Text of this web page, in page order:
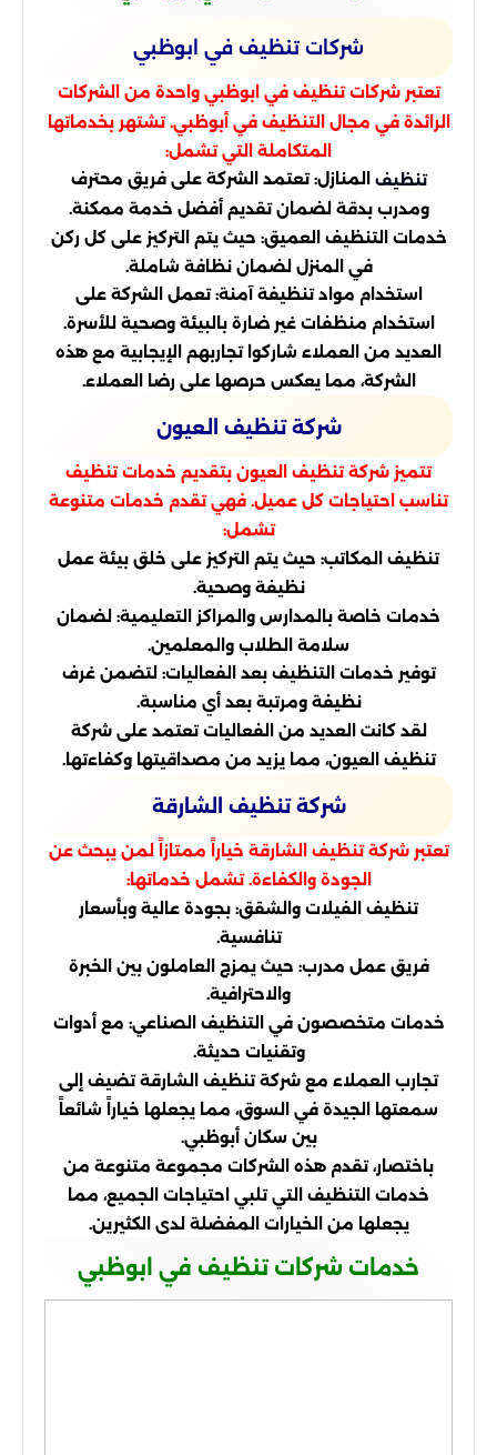
شركات تنظيف في ابوظبي
تعتبر شركات تنظيف في ابوظبي واحدة من الشركات
الرائدة في مجال التنظيف في أبوظبي. تشتهر بخدماتها
المتكاملة التي تشمل:
تنظيف المنازل: تعتمد الشركة على فريق محترف
ومدرب بدقة لضمان تقديم أفضل خدمة ممكنة.
خدمات التنظيف العميق: حيث يتم التركيز على كل ركن
في المنزل لضمان نظافة شاملة.
استخدام مواد تنظيفة آمنة: تعمل الشركة على
استخدام منظفات غير ضارة بالبيئة وصحية للأسرة.
العديد من العملاء شاركوا تجاربهم الإيجابية مع هذه
الشركة، مما يعكس حرصها على رضا العملاء.
شركة تنظيف العيون
تتميز شركة تنظيف العيون بتقديم خدمات تنظيف
تناسب احتياجات كل عميل. فهي تقدم خدمات متنوعة
تشمل:
تنظيف المكاتب: حيث يتم التركيز على خلق بيئة عمل
نظيفة وصحية.
خدمات خاصة بالمدارس والمراكز التعليمية: لضمان
سلامة الطلاب والمعلمين.
توفير خدمات التنظيف بعد الفعاليات: لتضمن غرف
نظيفة ومرتبة بعد أي مناسبة.
لقد كانت العديد من الفعاليات تعتمد على شركة
تنظيف العيون، مما يزيد من مصداقيتها وكفاءتها.
شركة تنظيف الشارقة
تعتبر شركة تنظيف الشارقة خياراً ممتازاً لمن يبحث عن
الجودة والكفاءة. تشمل خدماتها:
تنظيف الفيلات والشقق: بجودة عالية وبأسعار
تنافسية.
فريق عمل مدرب: حيث يمزج العاملون بين الخبرة
والاحترافية.
خدمات متخصصون في التنظيف الصناعي: مع أدوات
وتقنيات حديثة.
تجارب العملاء مع شركة تنظيف الشارقة تضيف إلى
سمعتها الجيدة في السوق، مما يجعلها خياراً شائعاً
بين سكان أبوظبي.
باختصار، تقدم هذه الشركات مجموعة متنوعة من
خدمات التنظيف التي تلبي احتياجات الجميع، مما
يجعلها من الخيارات المفضلة لدى الكثيرين.
خدمات شركات تنظيف في ابوظبي